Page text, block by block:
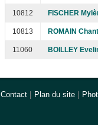
10812 FISCHER
10813 ROMAIN
11060 BOILLEY
Contact Plan du site